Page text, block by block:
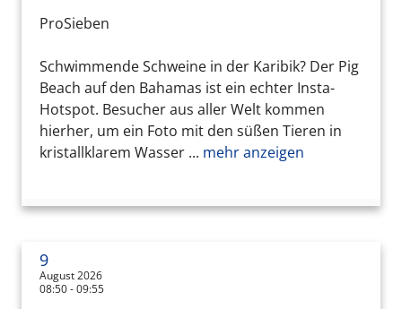
ProSieben
Schwimmende Schweine in der Karibik? Der Pig
Beach auf den Bahamas ist ein echter Insta-
Hotspot. Besucher aus aller Welt kommen
hierher, um ein Foto mit den süßen Tieren in
kristallklarem Wasser ... mehr anzeigen
9
August 2026
08:50 - 09:55